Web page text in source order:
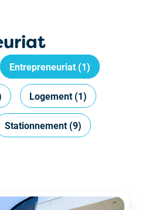
Entrepreneuriat (1)
Logement(1)
Stationnement(9)